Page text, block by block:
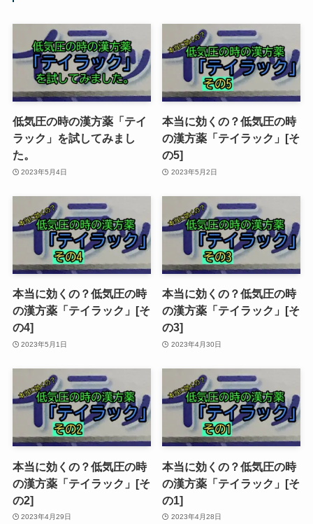
低気圧の時の漢方薬「テイ
ラック」を試してみまし
た。
2023年5月4日
本当に効くの？低気圧の時
の漢方薬「テイラック」[そ
の5]
2023年5月2日
本当に効くの？低気圧の時
の漢方薬「テイラック」[そ
の4]
2023年5月1日
本当に効くの？低気圧の時
の漢方薬「テイラック」[そ
の3]
2023年4月30日
本当に効くの？低気圧の時
の漢方薬「テイラック」[そ
の2]
2023年4月29日
本当に効くの？低気圧の時
の漢方薬「テイラック」[そ
の1]
2023年4月28日